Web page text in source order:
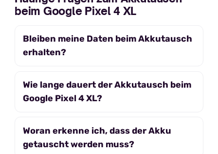
beim Google Pixel 4 XL
Bleiben meine Daten beim Akkutausch
erhalten?
Wie lange dauert der Akkutausch beim
Google Pixel 4 XL?
Woran erkenne ich, dass der Akku
getauscht werden muss?